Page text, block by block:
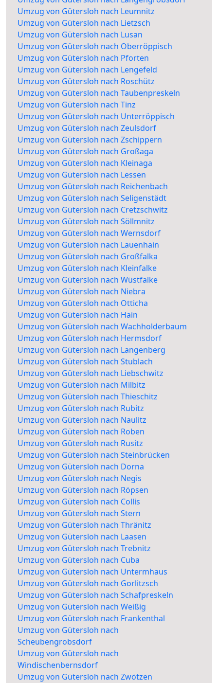
Umzug von Gütersloh nach Leumnitz
Umzug von Gütersloh nach Lietzsch
Umzug von Gütersloh nach Lusan
Umzug von Gütersloh nach Oberröppisch
Umzug von Gütersloh nach Pforten
Umzug von Gütersloh nach Lengefeld
Umzug von Gütersloh nach Roschütz
Umzug von Gütersloh nach Taubenpreskeln
Umzug von Gütersloh nach Tinz
Umzug von Gütersloh nach Unterröppisch
Umzug von Gütersloh nach Zeulsdorf
Umzug von Gütersloh nach Zschippern
Umzug von Gütersloh nach Großaga
Umzug von Gütersloh nach Kleinaga
Umzug von Gütersloh nach Lessen
Umzug von Gütersloh nach Reichenbach
Umzug von Gütersloh nach Seligenstädt
Umzug von Gütersloh nach Cretzschwitz
Umzug von Gütersloh nach Söllmnitz
Umzug von Gütersloh nach Wernsdorf
Umzug von Gütersloh nach Lauenhain
Umzug von Gütersloh nach Großfalka
Umzug von Gütersloh nach Kleinfalke
Umzug von Gütersloh nach Wüstfalke
Umzug von Gütersloh nach Niebra
Umzug von Gütersloh nach Otticha
Umzug von Gütersloh nach Hain
Umzug von Gütersloh nach Wachholderbaum
Umzug von Gütersloh nach Hermsdorf
Umzug von Gütersloh nach Langenberg
Umzug von Gütersloh nach Stublach
Umzug von Gütersloh nach Liebschwitz
Umzug von Gütersloh nach Milbitz
Umzug von Gütersloh nach Thieschitz
Umzug von Gütersloh nach Rubitz
Umzug von Gütersloh nach Naulitz
Umzug von Gütersloh nach Roben
Umzug von Gütersloh nach Rusitz
Umzug von Gütersloh nach Steinbrücken
Umzug von Gütersloh nach Dorna
Umzug von Gütersloh nach Negis
Umzug von Gütersloh nach Röpsen
Umzug von Gütersloh nach Collis
Umzug von Gütersloh nach Stern
Umzug von Gütersloh nach Thränitz
Umzug von Gütersloh nach Laasen
Umzug von Gütersloh nach Trebnitz
Umzug von Gütersloh nach Cuba
Umzug von Gütersloh nach Untermhaus
Umzug von Gütersloh nach Gorlitzsch
Umzug von Gütersloh nach Schafpreskeln
Umzug von Gütersloh nach Weißig
Umzug von Gütersloh nach Frankenthal
Umzug von Gütersloh nach
Scheubengrobsdorf
Umzug von Gütersloh nach
Windischenbernsdorf
Umzug von Gütersloh nach Zwötzen